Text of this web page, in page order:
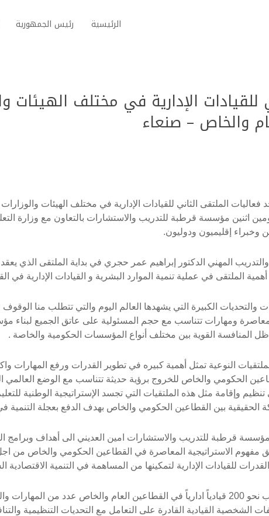
الرئيسية رئيس الجمهورية
للقيادات الإدارية في مختلف الهيئات
والخاص – صنعاء
فعاليات الملتقى الثاني للقيادات الإدارية في مختلف الهيئات
اثنين مؤسسة قرطبة للتدريب والاستشارات بالتعاون مع وزارة
وخبراء إقليميون ودوليون.
والتدريب المهني الدكتور إبراهيم عمر حجري في بداية الملتقى الذي
الملتقى في عملية تنمية الموارد البشرية و القيادات الإدارية
الكبيرة التي يشهدها العالم اليوم والتي تتطلب منا
معاصرة ومهارات تتناسب مع حجم المسئولية على عاتق الجميع لبناء
ظل المنافسة القوية بين مختلف أنواع المؤسسات الحكومية والخاصة .
النوعية تمثل أهمية كبيره في تطوير القدرات ورفع المهارات
الحكومي والخاص للخروج برؤية حديثة تتناسب مع الوضع العالمي
وإقامة مثل هذه الملتقيات التي تجسد الإستراتيجية الوطنية
الحقيقية بين القطاعين الحكومي والخاص بهدف الدفع بعجلة التنمية
قرطبة للتدريب والاستشارات امين العديني الى أهداف وبرامج
مفهوم الاستراتيجية المعاصرة في القطاعين الحكومي والخاص من
للقيادات الإدارية لتمكينها من المساهمة في التنمية الاقتصادية
ويهدف الملتقى الى إكساب نحو 200 قيادياً ادارياً في القطاعين العام والخاص عدد من
الشخصية القيادية القادرة على التعامل مع التحديات التنظيمية